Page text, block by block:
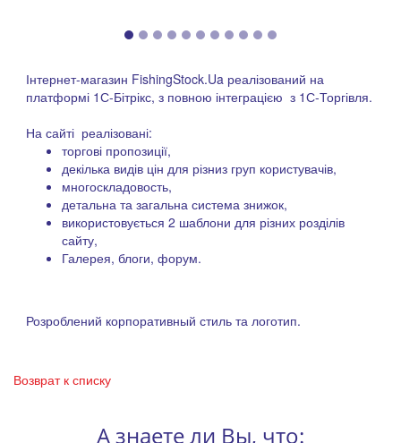
Інтернет-магазин FishingStock.Ua реалізований на
платформі 1С-Бітрікс, з повною інтеграцією з 1С-Торгівля.
На сайті реалізовані:
торгові пропозиції,
декілька видів цін для різниз груп користувачів,
многоскладовость,
детальна та загальна система знижок,
використовується 2 шаблони для різних розділів
сайту,
Галерея, блоги, форум.
Розроблений корпоративный стиль та логотип.
Возврат к списку
А знаете ли Вы, что: